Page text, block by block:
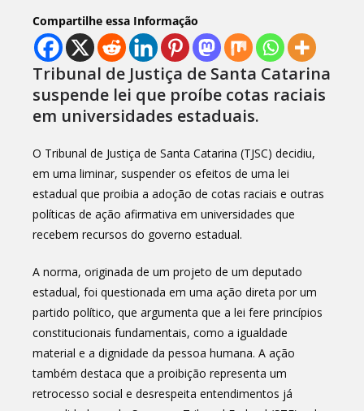
Compartilhe essa Informação
Tribunal de Justiça de Santa Catarina
suspende lei que proíbe cotas raciais
em universidades estaduais.
O Tribunal de Justiça de Santa Catarina (TJSC) decidiu,
em uma liminar, suspender os efeitos de uma lei
estadual que proibia a adoção de cotas raciais e outras
políticas de ação afirmativa em universidades que
recebem recursos do governo estadual.
A norma, originada de um projeto de um deputado
estadual, foi questionada em uma ação direta por um
partido político, que argumenta que a lei fere princípios
constitucionais fundamentais, como a igualdade
material e a dignidade da pessoa humana. A ação
também destaca que a proibição representa um
retrocesso social e desrespeita entendimentos já